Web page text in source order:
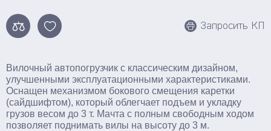
Запросить КП
Вилочный автопогрузчик с классическим дизайном,
улучшенными эксплуатационными характеристиками.
Оснащен механизмом бокового смещения каретки
(сайдшифтом), который облегчает подъем и укладку
грузов весом до 3 т. Мачта с полным свободным ходом
позволяет поднимать вилы на высоту до 3 м.
Поломоечные машины
С сиденьем оператора
Толкаемого типа
Грузоподъемное оборудование
Тали ручные